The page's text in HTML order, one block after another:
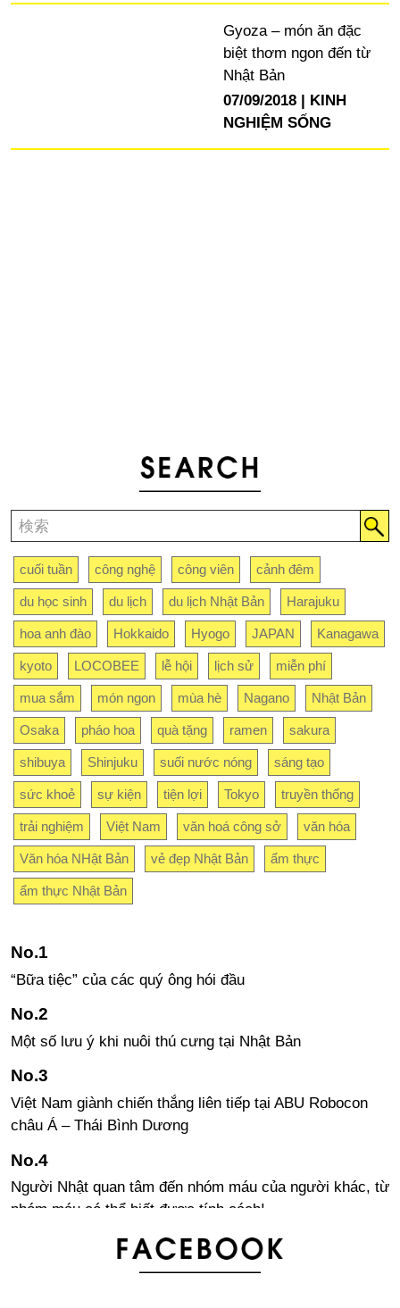
Gyoza – món ăn đặc
biệt thơm ngon đến từ
Nhật Bản
07/09/2018
KINH
NGHIỆM SỐNG
cuối tuần công nghệ công viên cảnh đêm
du học sinh du lịch du lịch Nhật Bản Harajuku
hoa anh đào Hokkaido Hyogo JAPAN Kanagawa
kyoto LOCOBEE lễ hội lịch sử miễn phí
mua sắm món ngon mùa hè Nagano Nhật Bản
Osaka pháo hoa quà tặng ramen sakura
shibuya Shinjuku suối nước nóng sáng tạo
sức khoẻ sự kiện tiện lợi Tokyo truyền thống
trải nghiệm Việt Nam văn hoá công sở văn hóa
Văn hóa NHật Bản vẻ đẹp Nhật Bản ẩm thực
ẩm thực Nhật Bản
“Bữa tiệc” của các quý ông hói đầu
Một số lưu ý khi nuôi thú cưng tại Nhật Bản
Việt Nam giành chiến thắng liên tiếp tại ABU Robocon
châu Á – Thái Bình Dương
Người Nhật quan tâm đến nhóm máu của người khác, từ
nhóm máu có thể biết được tính cách!
Bảng xếp hạng thành phố “dễ sống” nhất trên thế giới